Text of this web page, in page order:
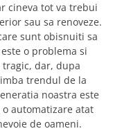
cineva tot va trebui
sau sa renoveze.
sunt obisnuiti sa
o problema si
dar, dupa
trendul de la
noastra este
automatizare atat
de oameni.